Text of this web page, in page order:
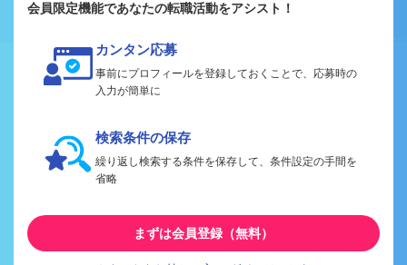
会員限定機能であなたの転職活動をアシスト！
カンタン応募
事前にプロフィールを登録しておくことで、応募時の
入力が簡単に
検索条件の保存
繰り返し検索する条件を保存して、条件設定の手間を
省略
まずは会員登録（無料）